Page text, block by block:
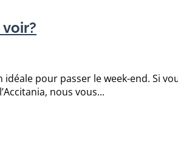
pour passer le week-end. Si
nous vous...